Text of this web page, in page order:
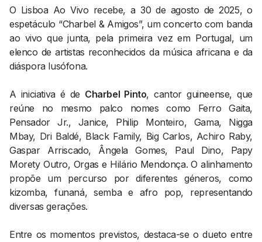
EMAIL
GERAL@BANTUMEN.COM
WHATSAPP
+351 912 127 577
Pesquisar
O Lisboa Ao Vivo recebe, a 30 de agosto de 2025, o
espetáculo “Charbel & Amigos”, um concerto com banda
ao vivo que junta, pela primeira vez em Portugal, um
elenco de artistas reconhecidos da música africana e da
diáspora lusófona.
A iniciativa é de Charbel Pinto, cantor guineense, que
reúne no mesmo palco nomes como Ferro Gaita,
Pensador Jr., Janice, Philip Monteiro, Gama, Nigga
Mbay, Dri Baldé, Black Family, Big Carlos, Achiro Raby,
Gaspar Arriscado, Ângela Gomes, Paul Dino, Papy
Morety Outro, Orgas e Hilário Mendonça. O alinhamento
propõe um percurso por diferentes géneros, como
kizomba, funaná, semba e afro pop, representando
diversas gerações.
Entre os momentos previstos, destaca-se o dueto entre